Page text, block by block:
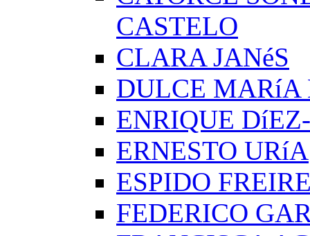
CASTELO
CLARA JANéS
DULCE MARíA
ENRIQUE
ERNESTO URíA
ESPIDO
FEDERICO